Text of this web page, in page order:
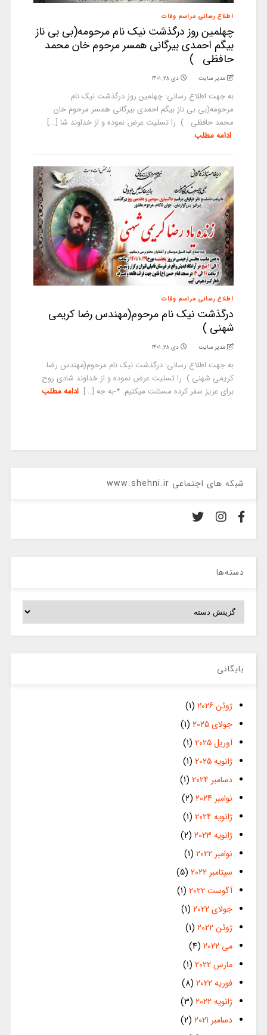
اطلاع رسانی مراسم وفات
چهلمین روز درگذشت نیک نام مرحومه(بی بی ناز
بیگم احمدی بیرگانی همسر مرحوم خان محمد
حافظی )
مدیر سایت دی ۲۸, ۱۴۰۱
به جهت اطلاع رسانی: چهلمین روز درگذشت نیک نام
مرحومه(بی بی ناز بیگم احمدی بیرگانی همسر مرحوم خان
محمد حافظی ) را تسلیت عرض نموده و از خداوند شا [...]
ادامه مطلب
اطلاع رسانی مراسم وفات
درگذشت نیک نام مرحوم(مهندس رضا کریمی
شهنی )
مدیر سایت دی ۲۸, ۱۴۰۱
به جهت اطلاع رسانی: درگذشت نیک نام مرحوم(مهندس رضا
کریمی شهنی ) را تسلیت عرض نموده و از خداوند شادی روح
برای عزیز سفر کرده مسئلت میکنیم. *-به جه [...] ادامه مطلب
شبکه های اجتماعی www.shehni.ir
دسته‌ها
دسته‌ها
بایگانی
ژوئن 2026
(1)
جولای 2025
(1)
آوریل 2025
(1)
ژانویه 2025
(1)
دسامبر 2024
(1)
نوامبر 2024
(2)
ژانویه 2024
(1)
ژانویه 2023
(2)
نوامبر 2022
(1)
سپتامبر 2022
(5)
آگوست 2022
(1)
جولای 2022
(1)
ژوئن 2022
(1)
می 2022
(4)
مارس 2022
(1)
فوریه 2022
(8)
ژانویه 2022
(3)
دسامبر 2021
(2)